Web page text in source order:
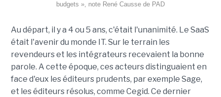
budgets », note René Causse de PAD
Au départ, il y a 4 ou 5 ans, c'était l'unanimité. Le SaaS
était l'avenir du monde IT. Sur le terrain les
revendeurs et les intégrateurs recevaient la bonne
parole. A cette époque, ces acteurs distinguaient en
face d'eux les éditeurs prudents, par exemple Sage,
et les éditeurs résolus, comme Cegid. Ce dernier